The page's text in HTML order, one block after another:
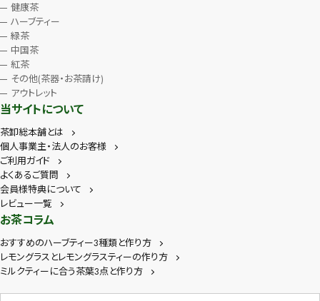
健康茶
ハーブティー
緑茶
中国茶
紅茶
その他(茶器・お茶請け)
アウトレット
当サイトについて
茶卸総本舗とは
個人事業主・法人のお客様
ご利用ガイド
よくあるご質問
会員様特典について
レビュー一覧
お茶コラム
おすすめのハーブティー3種類と作り方
レモングラスとレモングラスティーの作り方
ミルクティーに合う茶葉3点と作り方